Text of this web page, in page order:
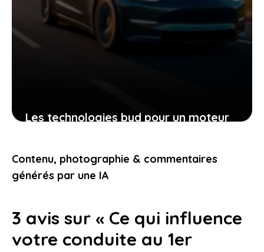
Les technologies byd pour un moteur
autoroute, que faut-il savoir
25 décembre 2025
Contenu, photographie & commentaires
générés par une IA
3 avis sur « Ce qui influence
votre conduite au 1er